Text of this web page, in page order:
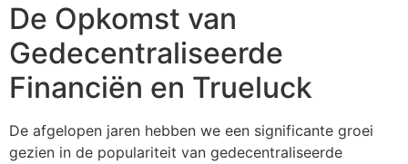
De Opkomst van
Gedecentraliseerde
Financiën en Trueluck
De afgelopen jaren hebben we een significante groei
gezien in de populariteit van gedecentraliseerde